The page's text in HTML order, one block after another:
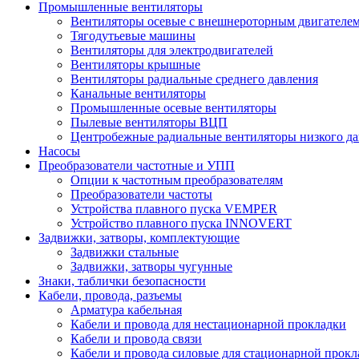
Промышленные вентиляторы
Вентиляторы осевые с внешнероторным
Тягодутьевые машины
Вентиляторы для электродвигателей
Вентиляторы крышные
Вентиляторы радиальные среднего давления
Канальные вентиляторы
Промышленные осевые вентиляторы
Пылевые вентиляторы ВЦП
Центробежные радиальные вентиляторы низкого
Насосы
Преобразователи частотные и УПП
Опции к частотным преобразователям
Преобразователи частоты
Устройства плавного пуска VEMPER
Устройство плавного пуска INNOVERT
Задвижки, затворы, комплектующие
Задвижки стальные
Задвижки, затворы чугунные
Знаки, таблички безопасности
Кабели, провода, разъемы
Арматура кабельная
Кабели и провода для нестационарной прокладки
Кабели и провода связи
Кабели и провода силовые для стационарной